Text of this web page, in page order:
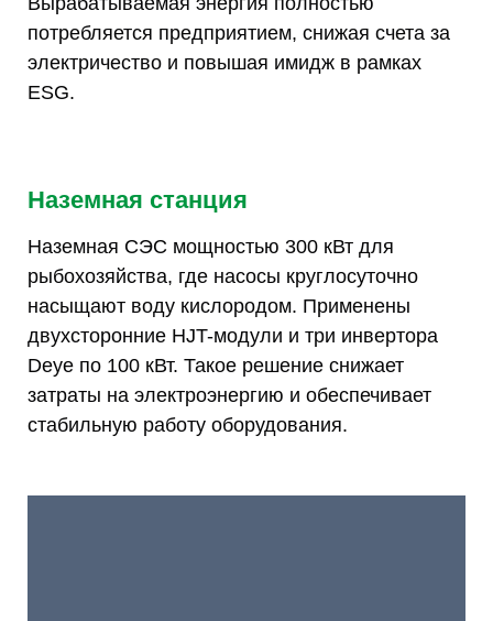
потребляется предприятием, снижая счета за
электричество и повышая имидж в рамках
ESG.
Наземная станция
Наземная СЭС мощностью 300 кВт для
рыбохозяйства, где насосы круглосуточно
насыщают воду кислородом. Применены
двухсторонние HJT-модули и три инвертора
Deye по 100 кВт. Такое решение снижает
затраты на электроэнергию и обеспечивает
стабильную работу оборудования.